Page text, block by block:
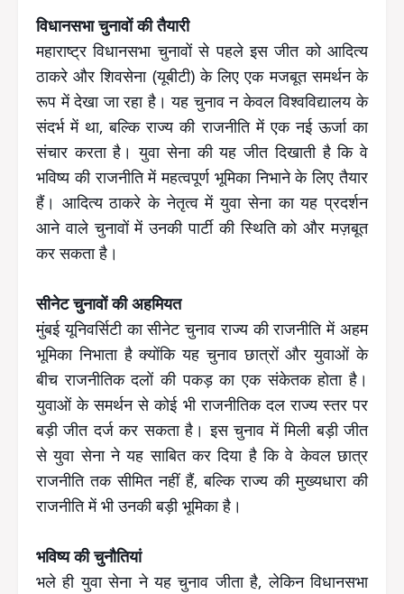
विधानसभा चुनावों की तैयारी
महाराष्ट्र विधानसभा चुनावों से पहले इस जीत को आदित्य
ठाकरे और शिवसेना (यूबीटी) के लिए एक मजबूत समर्थन के
रूप में देखा जा रहा है। यह चुनाव न केवल विश्वविद्यालय के
संदर्भ में था, बल्कि राज्य की राजनीति में एक नई ऊर्जा का
संचार करता है। युवा सेना की यह जीत दिखाती है कि वे
भविष्य की राजनीति में महत्वपूर्ण भूमिका निभाने के लिए तैयार
हैं। आदित्य ठाकरे के नेतृत्व में युवा सेना का यह प्रदर्शन
आने वाले चुनावों में उनकी पार्टी की स्थिति को और मज़बूत
कर सकता है।
सीनेट चुनावों की अहमियत
मुंबई यूनिवर्सिटी का सीनेट चुनाव राज्य की राजनीति में अहम
भूमिका निभाता है क्योंकि यह चुनाव छात्रों और युवाओं के
बीच राजनीतिक दलों की पकड़ का एक संकेतक होता है।
युवाओं के समर्थन से कोई भी राजनीतिक दल राज्य स्तर पर
बड़ी जीत दर्ज कर सकता है। इस चुनाव में मिली बड़ी जीत
से युवा सेना ने यह साबित कर दिया है कि वे केवल छात्र
राजनीति तक सीमित नहीं हैं, बल्कि राज्य की मुख्यधारा की
राजनीति में भी उनकी बड़ी भूमिका है।
भविष्य की चुनौतियां
भले ही युवा सेना ने यह चुनाव जीता है, लेकिन विधानसभा